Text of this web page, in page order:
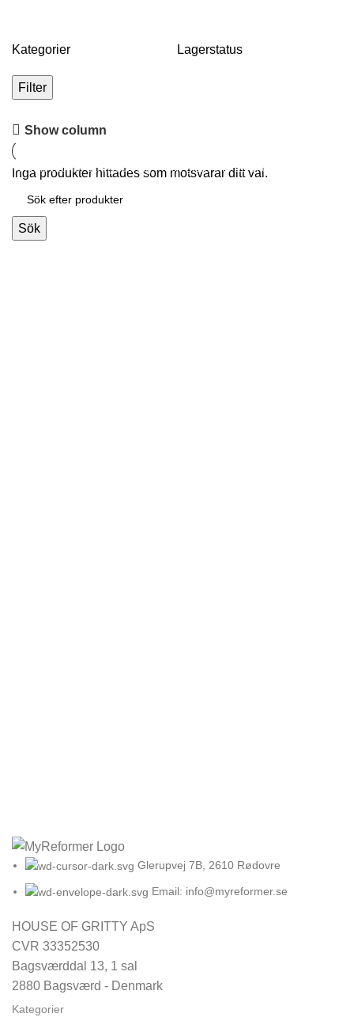
Kategorier Lagerstatus
Filter
Förverkliga dina drömmar!
Vi finns här för att hjälpa dig – och glöm inte att vi erbjuder flera
Show column
Inga produkter hittades som motsvarar ditt val.
Sök
Glerupvej 7B, 2610 Rødovre
Email: info@myreformer.se
HOUSE OF GRITTY ApS
CVR 33352530
Bagsværddal 13, 1 sal
2880 Bagsværd - Denmark
Kategorier